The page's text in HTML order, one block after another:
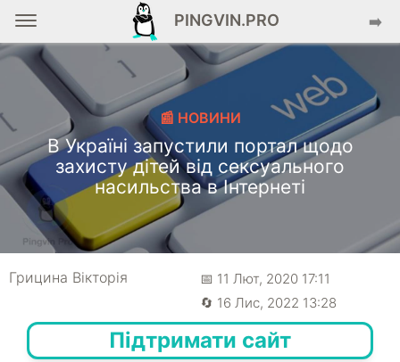
PINGVIN.PRO ➡️
📰 НОВИНИ
В Україні запустили портал щодо
захисту дітей від сексуального
насильства в Інтернеті
Грицина Вікторія
📅 11 Лют, 2020 17:11
🔄 16 Лис, 2022 13:28
Підтримати сайт